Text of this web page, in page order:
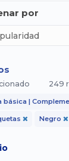
por
249
básica |
Negro